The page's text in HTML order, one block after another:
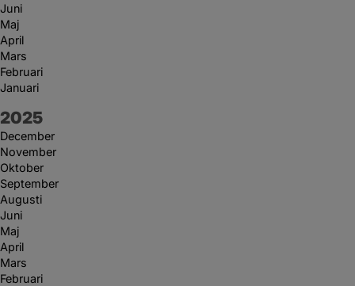
Juni
Maj
April
Mars
Februari
Januari
År:
2025
December
November
Oktober
September
Augusti
Juni
Maj
April
Mars
Februari